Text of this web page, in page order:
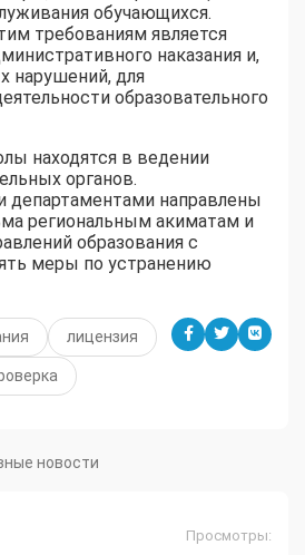
обучающихся.
требованиям является
наказания и,
нарушений, для
образовательного
находятся в ведении
органов.
департаментами направлены
региональным акиматам и
образования с
меры по устранению
лицензия
новости
Просмотры: